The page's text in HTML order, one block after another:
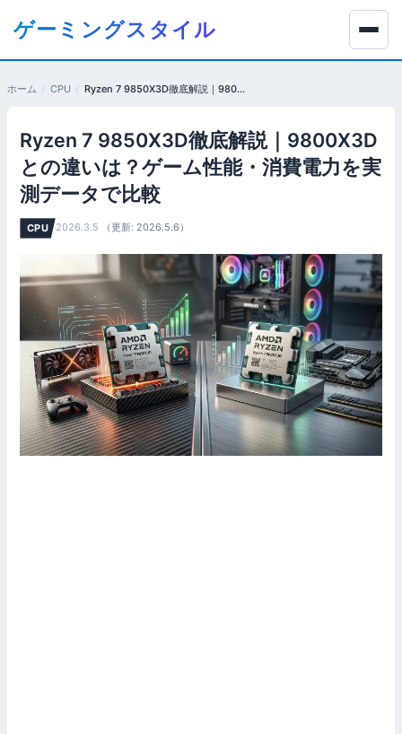
ツ
ゲーミングスタイル
ホーム CPU Ryzen 7 9850X3D徹底解説｜9800X3Dとの違いは？ゲーム性能・消費電力を実測データで比較
Ryzen 7 9850X3D徹底解説｜9800X3D
との違いは？ゲーム性能・消費電力を実
測データで比較
CPU 2026.3.5 （更新: 2026.5.6）